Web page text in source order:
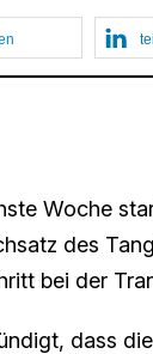
Woche
des
bei der
dass